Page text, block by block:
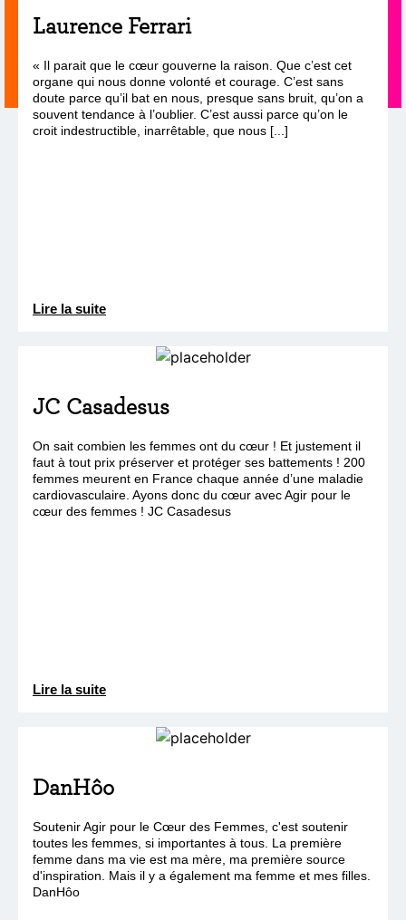
Laurence Ferrari
« Il parait que le cœur gouverne la raison. Que c’est cet
organe qui nous donne volonté et courage. C’est sans
doute parce qu’il bat en nous, presque sans bruit, qu’on a
souvent tendance à l’oublier. C’est aussi parce qu’on le
croit indestructible, inarrêtable, que nous [...]
Lire la suite
JC Casadesus
On sait combien les femmes ont du cœur ! Et justement il
faut à tout prix préserver et protéger ses battements ! 200
femmes meurent en France chaque année d’une maladie
cardiovasculaire. Ayons donc du cœur avec Agir pour le
cœur des femmes ! JC Casadesus
Lire la suite
DanHôo
Soutenir Agir pour le Cœur des Femmes, c'est soutenir
toutes les femmes, si importantes à tous. La première
femme dans ma vie est ma mère, ma première source
d'inspiration. Mais il y a également ma femme et mes filles.
DanHôo